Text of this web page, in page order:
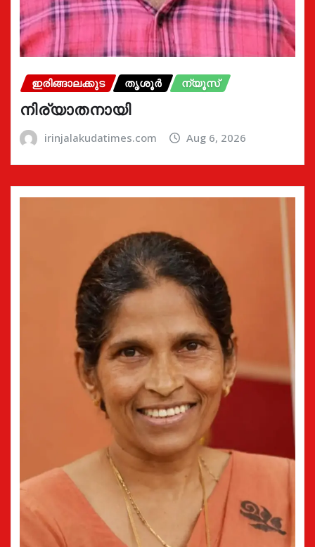
ഇരിങ്ങാലക്കുട തൃശൂർ ന്യൂസ്
നിര്യാതനായി
irinjalakudatimes.com Aug 6, 2026